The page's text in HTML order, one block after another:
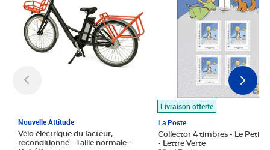
Nouvelle Attitude
Vélo électrique du facteur,
reconditionné - Taille normale -
Livraison offerte
La Poste
Collector 4 timbres - Le Petit
- Lettre Verte